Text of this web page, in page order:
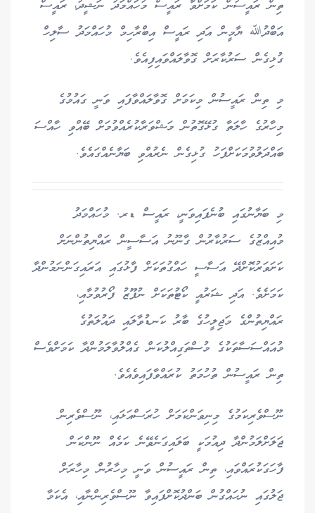
ތިން ރައީސުން ކަމަށްވާ ރައީސް މުހައްމަދު ނަޝީދު، ރައީސް
އަބްދުﷲ ޔާމީން އަދި ރައީސް އިބްރާހިމް މުހައްމަދު ސާލިހް
ގުޅިގެން ސަރުކާރަށް ގޮވާލައްވައިފިއެވެ.
މި ތިން ރައީސުން މިކަމަށް ގޮވާލައްވާފައި ވަނީ ގައުމުގެ
މިހާރުގެ ހާލަތާ ގުޅޭގޮތުން މަޝްވަރާކުރެއްވުމަށް ބޭއްވި ހާއްސަ
ބައްދަލުވުމަކަށްފަހު ގުޅިގެން ނެރުއްވި ބަޔާނެއްގައެވެ.
މި ބަޔާނުގައި ބުނެފައިވަނީ، ރައީސް ޑރ. މުހައްމަދު
މުއިއްޒުގެ ސަރުކާރުން ގާނޫނު އަސާސީން ރައްޔިތުންނަށް
ކަށަވަރުކޮށްދޭ އަސާސީ ހައްގުތަކަށް ފާޅުގައި އަރައިގަންނަމުންދާ
ކަމަށެވެ. އަދި ޝަރުއީ ކޯޓުތަކަށް ނުފޫޒު ފޯރުވުމާއި،
ރައްޔިތުންގެ މަޖިލީހުގެ ބާރު ކަނޑުވާލައި ދައުލަތުގެ
މުއައްސަސާތަކުގެ މުސްތަގިއްލުކަން ގެއްލުވާލަމުންދާ ކަމަށްވެސް
ތިން ރައީސުން ތުހުމަތު ކުރައްވާފައިވެއެވެ.
ނޫސްވެރިކަމުގެ މިނިވަންކަމަށް ހުރަސްއަޅައި، ނޫސްވެރިން
ޖަލަށްލަމުންދާ ދިއުމަކީ ބަލައިގަނެވޭނެ ކަމެއް ނޫންކަން
ފާހަގަކުރައްވައި، ތިން ރައީސުން ވަނީ މިހާރުން މިހާރަށް
ޖަލުގައި ނުހައްގުން ބަންދުކޮށްފައިވާ ނޫސްވެރިންނާއި، އެކަމާ